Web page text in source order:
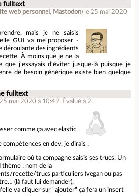
fulltext
web personnel , Mastodon) le 25 mai 2020
mais je ne saisis
GUI va me proposer -
déroulante des ingrédients
À moins que je ne la
que j'essayais d'éviter jusque-là puisque je
de besoin générique existe bien quelque
fulltext
25 mai 2020 à 10:49. Évalué à 2.
comme ça avec elastic.
compétences en dev, je dirais :
où ta compagne saisis ses trucs. Un
thème : nom de la
recette/trucs particuliers (vegan ou pas
(là faut lui demander),
va cliquer sur "ajouter" ça fera un insert